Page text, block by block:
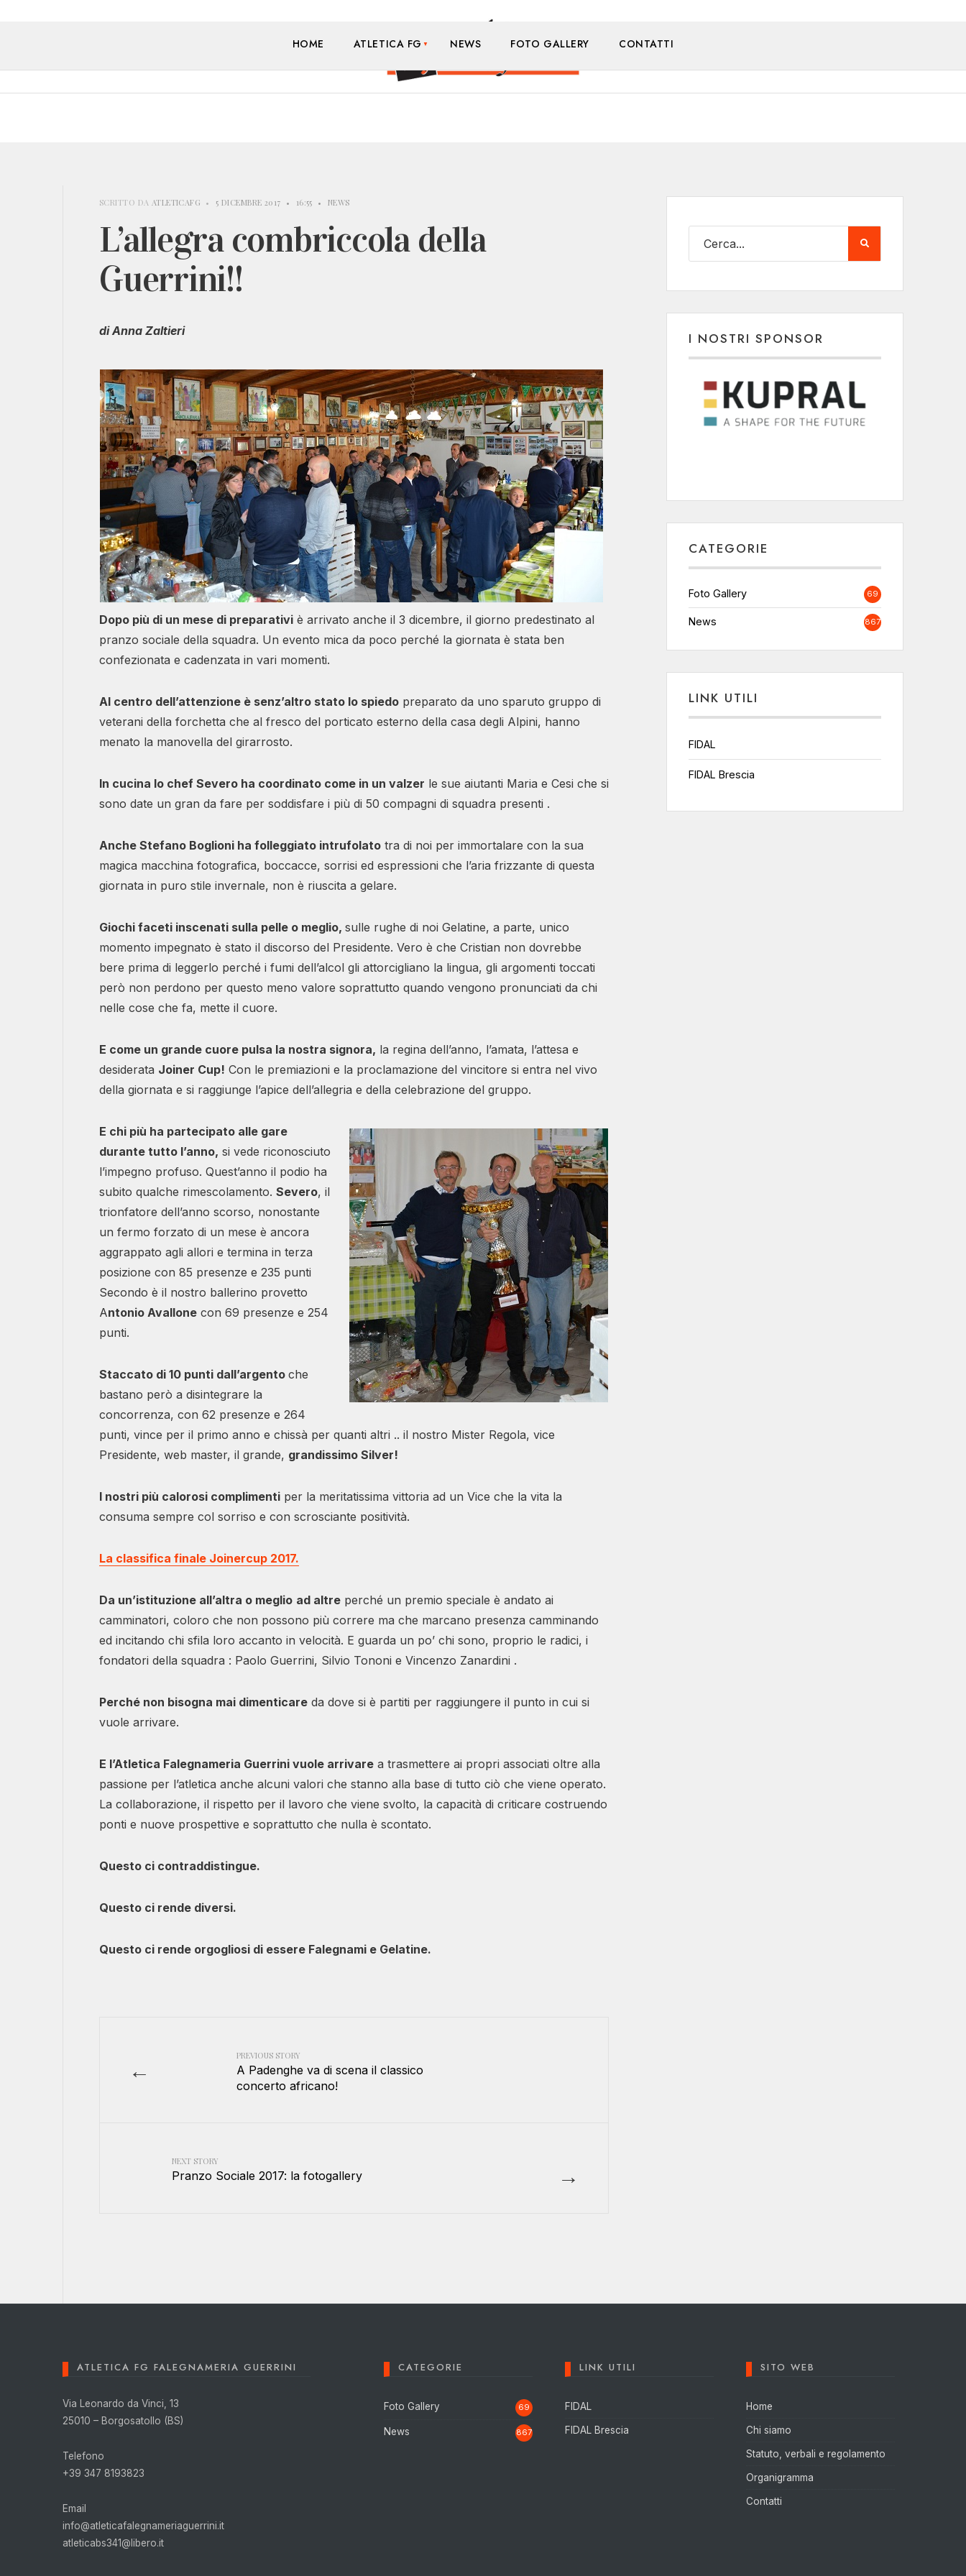
HOME ATLETICA FG NEWS FOTO GALLERY CONTATTI
SCRITTO DA ATLETICAFG • 5 DICEMBRE 2017 • 16:55 • NEWS
L’allegra combriccola della
Guerrini!!
di Anna Zaltieri
Dopo più di un mese di preparativi è arrivato anche il 3 dicembre, il giorno predestinato al
pranzo sociale della squadra. Un evento mica da poco perché la giornata è stata ben
confezionata e cadenzata in vari momenti.
Al centro dell’attenzione è senz’altro stato lo spiedo preparato da uno sparuto gruppo di
veterani della forchetta che al fresco del porticato esterno della casa degli Alpini, hanno
menato la manovella del girarrosto.
In cucina lo chef Severo ha coordinato come in un valzer le sue aiutanti Maria e Cesi che si
sono date un gran da fare per soddisfare i più di 50 compagni di squadra presenti .
Anche Stefano Boglioni ha folleggiato intrufolato tra di noi per immortalare con la sua
magica macchina fotografica, boccacce, sorrisi ed espressioni che l’aria frizzante di questa
giornata in puro stile invernale, non è riuscita a gelare.
Giochi faceti inscenati sulla pelle o meglio, sulle rughe di noi Gelatine, a parte, unico
momento impegnato è stato il discorso del Presidente. Vero è che Cristian non dovrebbe
bere prima di leggerlo perché i fumi dell’alcol gli attorcigliano la lingua, gli argomenti toccati
però non perdono per questo meno valore soprattutto quando vengono pronunciati da chi
nelle cose che fa, mette il cuore.
E come un grande cuore pulsa la nostra signora, la regina dell’anno, l’amata, l’attesa e
desiderata Joiner Cup! Con le premiazioni e la proclamazione del vincitore si entra nel vivo
della giornata e si raggiunge l’apice dell’allegria e della celebrazione del gruppo.
E chi più ha partecipato alle gare
durante tutto l’anno, si vede riconosciuto
l’impegno profuso. Quest’anno il podio ha
subito qualche rimescolamento. Severo, il
trionfatore dell’anno scorso, nonostante
un fermo forzato di un mese è ancora
aggrappato agli allori e termina in terza
posizione con 85 presenze e 235 punti
Secondo è il nostro ballerino provetto
Antonio Avallone con 69 presenze e 254
punti.
Staccato di 10 punti dall’argento che
bastano però a disintegrare la
concorrenza, con 62 presenze e 264
punti, vince per il primo anno e chissà per quanti altri .. il nostro Mister Regola, vice
Presidente, web master, il grande, grandissimo Silver!
I nostri più calorosi complimenti per la meritatissima vittoria ad un Vice che la vita la
consuma sempre col sorriso e con scrosciante positività.
La classifica finale Joinercup 2017.
Da un’istituzione all’altra o meglio ad altre perché un premio speciale è andato ai
camminatori, coloro che non possono più correre ma che marcano presenza camminando
ed incitando chi sfila loro accanto in velocità. E guarda un po’ chi sono, proprio le radici, i
fondatori della squadra : Paolo Guerrini, Silvio Tononi e Vincenzo Zanardini .
Perché non bisogna mai dimenticare da dove si è partiti per raggiungere il punto in cui si
vuole arrivare.
E l’Atletica Falegnameria Guerrini vuole arrivare a trasmettere ai propri associati oltre alla
passione per l’atletica anche alcuni valori che stanno alla base di tutto ciò che viene operato.
La collaborazione, il rispetto per il lavoro che viene svolto, la capacità di criticare costruendo
ponti e nuove prospettive e soprattutto che nulla è scontato.
Questo ci contraddistingue.
Questo ci rende diversi.
Questo ci rende orgogliosi di essere Falegnami e Gelatine.
←
PREVIOUS STORY
A Padenghe va di scena il classico
concerto africano!
→
NEXT STORY
Pranzo Sociale 2017: la fotogallery
I NOSTRI SPONSOR
CATEGORIE
Foto Gallery 69
News 867
LINK UTILI
FIDAL
FIDAL Brescia
ATLETICA FG FALEGNAMERIA GUERRINI
Via Leonardo da Vinci, 13
25010 – Borgosatollo (BS)
Telefono
+39 347 8193823
Email
info@atleticafalegnameriaguerrini.it
atleticabs341@libero.it
CATEGORIE
Foto Gallery 69
News 867
LINK UTILI
FIDAL
FIDAL Brescia
SITO WEB
Home
Chi siamo
Statuto, verbali e regolamento
Organigramma
Contatti